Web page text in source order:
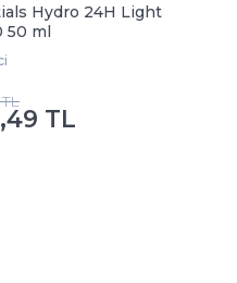
Hydro 24H Light
50 ml
TL